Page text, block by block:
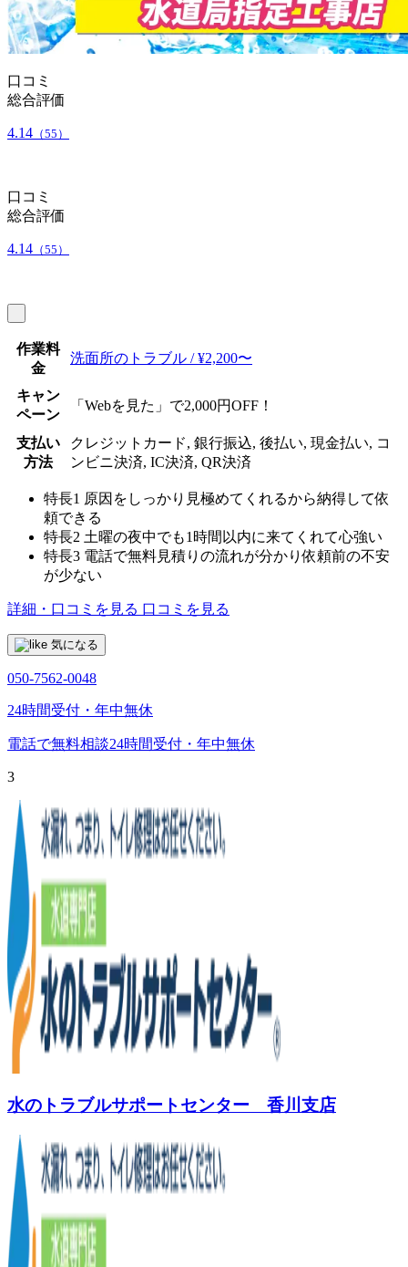
口コミ
総合評価
4.14 （55）
口コミ
総合評価
4.14 （55）
作業料
金
洗面所のトラブル / ¥2,200〜
キャン
ペーン
「Webを見た」で2,000円OFF！
支払い
方法
クレジットカード, 銀行振込, 後払い, 現金払い, コ
ンビニ決済, IC決済, QR決済
特長1 原因をしっかり見極めてくれるから納得して依
頼できる
特長2 土曜の夜中でも1時間以内に来てくれて心強い
特長3 電話で無料見積りの流れが分かり依頼前の不安
が少ない
詳細・口コミを見る 口コミを見る
気になる
050-7562-0048
24時間受付・年中無休
電話で無料相談24時間受付・年中無休
3
水のトラブルサポートセンター 香川支店